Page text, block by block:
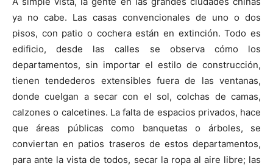
ya no cabe. Las casas convencionales de uno o dos
pisos, con patio o cochera están en extinción. Todo es
edificio, desde las calles se observa cómo los
departamentos, sin importar el estilo de construcción,
tienen tendederos extensibles fuera de las ventanas,
donde cuelgan a secar con el sol, colchas de camas,
calzones o calcetines. La falta de espacios privados, hace
que áreas públicas como banquetas o árboles, se
conviertan en patios traseros de estos departamentos,
para ante la vista de todos, secar la ropa al aire libre; las